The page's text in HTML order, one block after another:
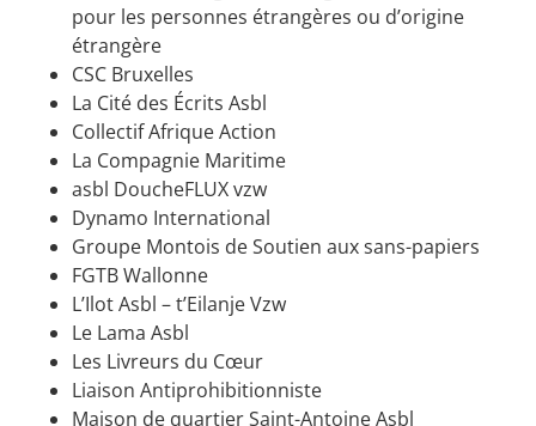
pour les personnes étrangères ou d’origine
étrangère
CSC Bruxelles
La Cité des Écrits Asbl
Collectif Afrique Action
La Compagnie Maritime
asbl DoucheFLUX vzw
Dynamo International
Groupe Montois de Soutien aux sans-papiers
FGTB Wallonne
L’Ilot Asbl – t’Eilanje Vzw
Le Lama Asbl
Les Livreurs du Cœur
Liaison Antiprohibitionniste
Maison de quartier Saint-Antoine Asbl